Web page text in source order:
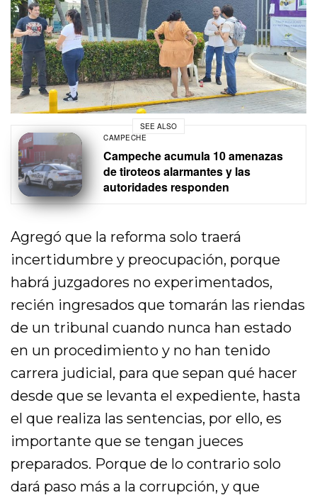
SEE ALSO
CAMPECHE
Campeche acumula 10 amenazas
de tiroteos alarmantes y las
autoridades responden
Agregó que la reforma solo traerá
incertidumbre y preocupación, porque
habrá juzgadores no experimentados,
recién ingresados que tomarán las riendas
de un tribunal cuando nunca han estado
en un procedimiento y no han tenido
carrera judicial, para que sepan qué hacer
desde que se levanta el expediente, hasta
el que realiza las sentencias, por ello, es
importante que se tengan jueces
preparados. Porque de lo contrario solo
dará paso más a la corrupción, y que